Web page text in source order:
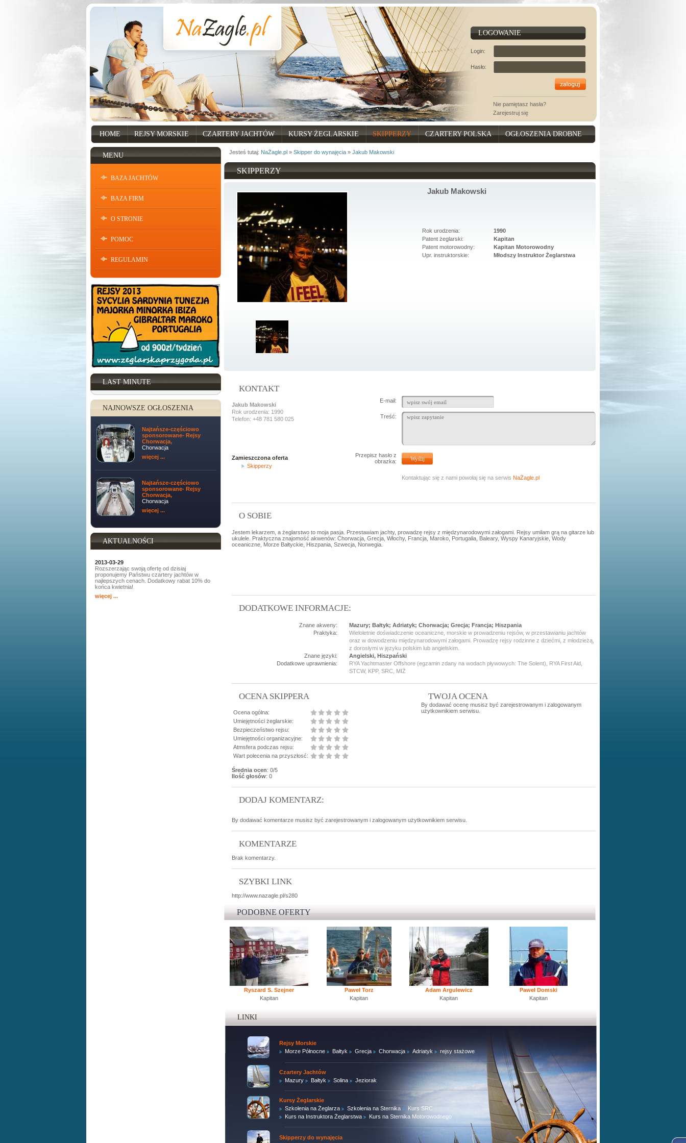
LOGOWANIE
Login:
Hasło:
Nie pamiętasz hasła?
Zarejestruj się
HOME REJSY MORSKIE CZARTERY JACHTÓW KURSY ŻEGLARSKIE SKIPPERZY CZARTERY POLSKA OGŁOSZENIA DROBNE
MENU
BAZA JACHTÓW
BAZA FIRM
O STRONIE
POMOC
REGULAMIN
LAST MINUTE
NAJNOWSZE OGŁOSZENIA
Najtańsze-częściowo
sponsorowane- Rejsy
Chorwacja,
Chorwacja
więcej ...
Najtańsze-częściowo
sponsorowane- Rejsy
Chorwacja,
Chorwacja
więcej ...
AKTUALNOŚCI
2013-03-29
Rozszerzając swoją ofertę od dzisiaj
proponujemy Państwu czartery jachtów w
najlepszych cenach. Dodatkowy rabat 10% do
końca kwietnia!
więcej ...
Jesteś tutaj: NaŻagle.pl » Skipper do wynajęcia » Jakub Makowski
SKIPPERZY
Jakub Makowski
Rok urodzenia:
1990
Patent żeglarski:
Kapitan
Patent motorowodny:
Kapitan Motorowodny
Upr. instruktorskie:
Młodszy Instruktor Żeglarstwa
KONTAKT
E-mail:
Treść:
Przepisz hasło z
obrazka:
Kontaktując się z nami powołaj się na serwis NaŻagle.pl
Jakub Makowski
Rok urodzenia: 1990
Telefon: +48 781 580 025
Zamieszczona oferta
Skipperzy
O SOBIE
Jestem lekarzem, a żeglarstwo to moja pasja. Przestawiam jachty, prowadzę rejsy z międzynarodowymi załogami. Rejsy umilam grą na gitarze lub
ukulele. Praktyczna znajomość akwenów: Chorwacja, Grecja, Włochy, Francja, Maroko, Portugalia, Baleary, Wyspy Kanaryjskie, Wody
oceaniczne, Morze Bałtyckie, Hiszpania, Szwecja, Norwegia.
DODATKOWE INFORMACJE:
Znane akweny:
Mazury; Bałtyk; Adriatyk; Chorwacja; Grecja; Francja; Hiszpania
Praktyka:
Wieloletnie doświadczenie oceaniczne, morskie w prowadzeniu rejsów, w przestawianiu jachtów
oraz w dowodzeniu międzynarodowymi załogami. Prowadzę rejsy rodzinne z dziećmi, z młodzieżą,
z dorosłymi w języku polskim lub angielskim.
Znane języki:
Angielski, Hiszpański
Dodatkowe uprawnienia:
RYA Yachtmaster Offshore (egzamin zdany na wodach pływowych: The Solent), RYA First Aid,
STCW, KPP, SRC, MIŻ
OCENA SKIPPERA
Ocena ogólna:
Umiejętności żeglarskie:
Bezpieczeństwo rejsu:
Umiejętności organizacyjne:
Atmsfera podczas rejsu:
Wart polecenia na przyszłosć:
Średnia ocen: 0/5
Ilość głosów: 0
TWOJA OCENA
By dodawać ocenę musisz być zarejestrowanym i zalogowanym
użytkownikiem serwisu.
DODAJ KOMENTARZ:
By dodawać komentarze musisz być zarejestrowanym i zalogowanym użytkownikiem serwisu.
KOMENTARZE
Brak komentarzy.
SZYBKI LINK
http://www.nazagle.pl/s280
PODOBNE OFERTY
Ryszard S. Szejner
Kapitan
Paweł Torz
Kapitan
Adam Argulewicz
Kapitan
Paweł Domski
Kapitan
LINKI
Rejsy Morskie
Morze Północne
Bałtyk Grecja Chorwacja Adriatyk rejsy stażowe
Czartery Jachtów
Mazury
Bałtyk Solina Jeziorak
Kursy Żeglarskie
Szkolenia na Żeglarza
Szkolenia na Sternika
Kurs SRC
Kurs na Instruktora Żeglarstwa
Kurs na Sternika Motorowodnego
Skipperzy do wynajęcia